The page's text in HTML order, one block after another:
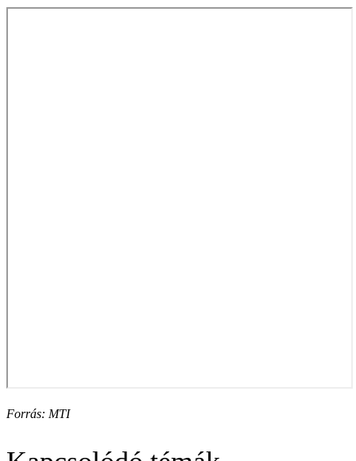
Forrás: MTI